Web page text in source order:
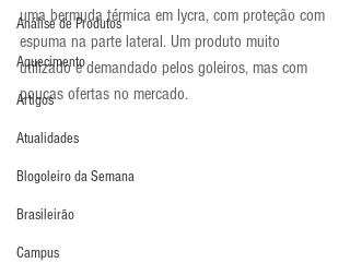
Análise de Produtos
Aquecimento
Artigos
Atualidades
Blogoleiro da Semana
Brasileirão
Campus
uma bermuda térmica em lycra, com proteção com
espuma na parte lateral. Um produto muito
utilizado e demandado pelos goleiros, mas com
poucas ofertas no mercado.